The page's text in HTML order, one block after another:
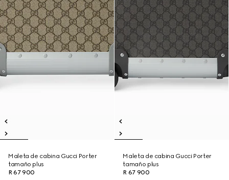
Maleta de cabina Gucci Porter
tamaño plus
R 67 900
Maleta de cabina Gucci Porter
tamaño plus
R 67 900